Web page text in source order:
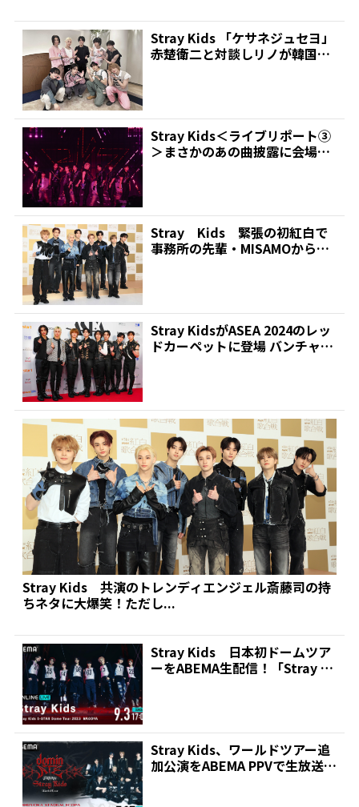
Stray Kids 「ケサネジュセヨ」
赤楚衛二と対談しリノが韓国語
Stray Kids＜ライブリポート③
＞まさかのあの曲披露に会場大
Stray Kids 緊張の初紅白で
事務所の先輩・MISAMOからア
Stray KidsがASEA 2024のレッ
ドカーペットに登場 バンチャン
Stray Kids 共演のトレンディエンジェル斎藤司の持
ちネタに大爆笑！ただし...
Stray Kids 日本初ドームツア
ーをABEMA生配信！「Stray Ki
Stray Kids、ワールドツアー追
加公演をABEMA PPVで生放送!1